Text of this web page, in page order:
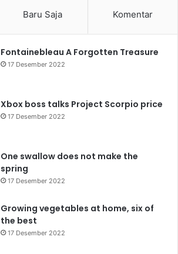
Baru Saja Komentar
Fontainebleau A Forgotten Treasure
17 Desember 2022
Xbox boss talks Project Scorpio price
17 Desember 2022
One swallow does not make the
spring
17 Desember 2022
Growing vegetables at home, six of
the best
17 Desember 2022